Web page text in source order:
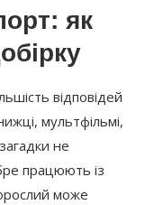
як
відповідей
мультфільмі,
не
працюють із
може